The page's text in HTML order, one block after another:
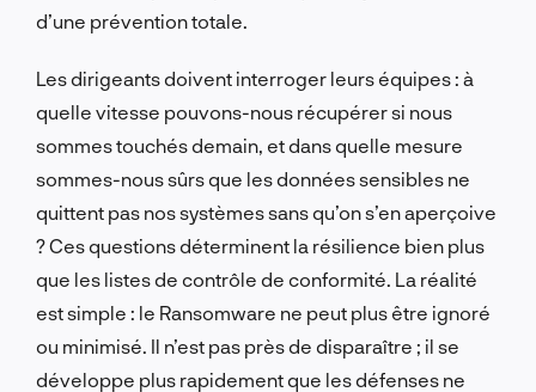
d’une prévention totale.
Les dirigeants doivent interroger leurs équipes : à
quelle vitesse pouvons-nous récupérer si nous
sommes touchés demain, et dans quelle mesure
sommes-nous sûrs que les données sensibles ne
quittent pas nos systèmes sans qu’on s’en aperçoive
? Ces questions déterminent la résilience bien plus
que les listes de contrôle de conformité. La réalité
est simple : le Ransomware ne peut plus être ignoré
ou minimisé. Il n’est pas près de disparaître ; il se
développe plus rapidement que les défenses ne